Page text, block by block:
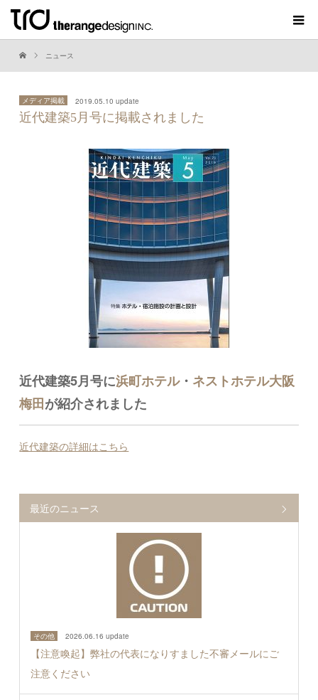
ニュース
メディア掲載 2019.05.10 update
近代建築5月号に掲載されました
近代建築5月号に浜町ホテル・ ネストホテル大阪
梅田が紹介されました
近代建築の詳細はこちら
最近のニュース
その他 2026.06.16 update
【注意喚起】弊社の代表になりすました不審メールにご
注意ください